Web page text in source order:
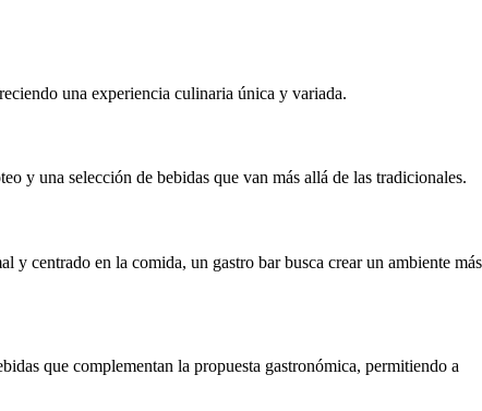
una experiencia culinaria única y variada.
y una selección de bebidas que van más allá de las tradicionales.
y centrado en la comida, un gastro bar busca crear un ambiente más
que complementan la propuesta gastronómica, permitiendo a